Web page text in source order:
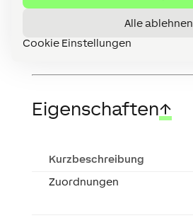
Alle ablehnen
Cookie Einstellungen
Eigenschaften↑
Kurzbeschreibung
Zuordnungen